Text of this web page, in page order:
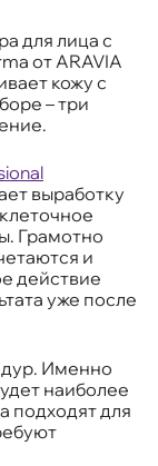
для лица с
от ARAVIA
кожу с
– три
выработку
Грамотно
и
действие
уже после
Именно
наиболее
подходят для